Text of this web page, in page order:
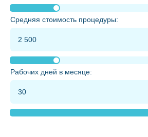
Средняя стоимость процедуры:
Рабочих дней в месяце: